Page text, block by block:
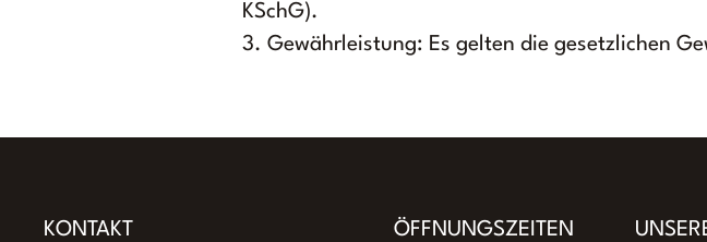
KSchG).
3. Gewährleistung: Es gelten die gesetzlichen
KONTAKT ÖFFNUNGSZEITEN